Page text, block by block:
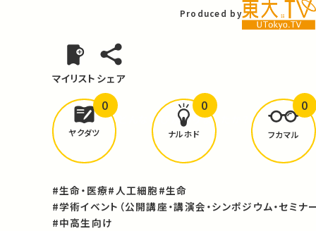
Produced by
マイリスト シェア
どんな学びがありましたか？
ヤクダツ
0
ナルホド
0
フカマル
0
#生命・医療#人工細胞#生命
#学術イベント（公開講座・講演会・シンポジウム・セミナ
#中高生向け